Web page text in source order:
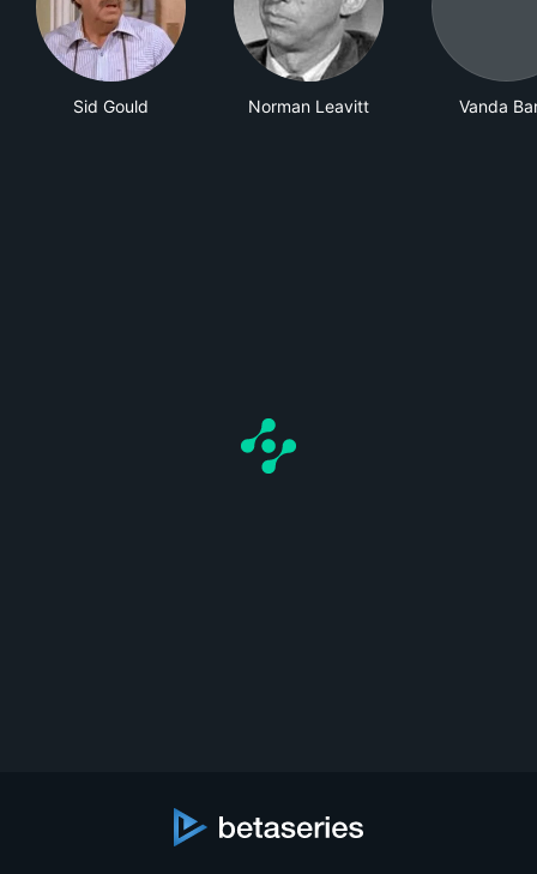
Sid Gould Norman Leavitt Vanda